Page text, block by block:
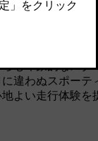
アクティブな週
然に溶け込みま
れました。クリ
も印象的なスタ
違わぬスポーテ
よい走行体験を